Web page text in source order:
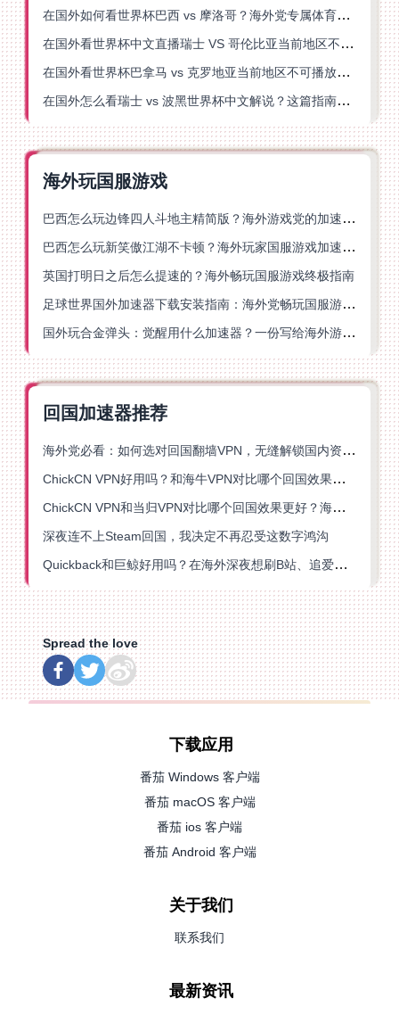
在国外如何看世界杯巴西 vs 摩洛哥？海外党专属体育观赛指南来了
在国外看世界杯中文直播瑞士 VS 哥伦比亚当前地区不可播放？这篇指南帮你搞定
在国外看世界杯巴拿马 vs 克罗地亚当前地区不可播放？这篇指南帮你轻松解决海外体育直播难题
在国外怎么看瑞士 vs 波黑世界杯中文解说？这篇指南帮你搞定所有地区限制问题
海外玩国服游戏
巴西怎么玩边锋四人斗地主精简版？海外游戏党的加速器终极选择
巴西怎么玩新笑傲江湖不卡顿？海外玩家国服游戏加速终极指南（附猫和老鼠一梦江湖实测）
英国打明日之后怎么提速的？海外畅玩国服游戏终极指南
足球世界国外加速器下载安装指南：海外党畅玩国服游戏的终极解决方案
国外玩合金弹头：觉醒用什么加速器？一份写给海外游子的畅玩指南
回国加速器推荐
海外党必看：如何选对回国翻墙VPN，无缝解锁国内资源？
ChickCN VPN好用吗？和海牛VPN对比哪个回国效果更好？
ChickCN VPN和当归VPN对比哪个回国效果更好？海外党亲测后选了它
深夜连不上Steam回国，我决定不再忍受这数字鸿沟
Quickback和巨鲸好用吗？在海外深夜想刷B站、追爱奇艺的你，或许正需要这份答案
Spread the love
下载应用
番茄 Windows 客户端
番茄 macOS 客户端
番茄 ios 客户端
番茄 Android 客户端
关于我们
联系我们
最新资讯